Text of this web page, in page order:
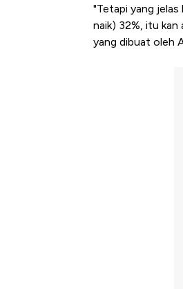
"Tetapi yang
naik) 32%, itu kan
yang dibuat oleh